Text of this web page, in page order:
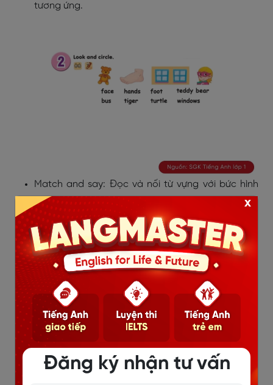
tương ứng.
Match and say: Đọc và nối từ vựng với bức hình
tương ứng.
Đăng ký nhận tư vấn
x